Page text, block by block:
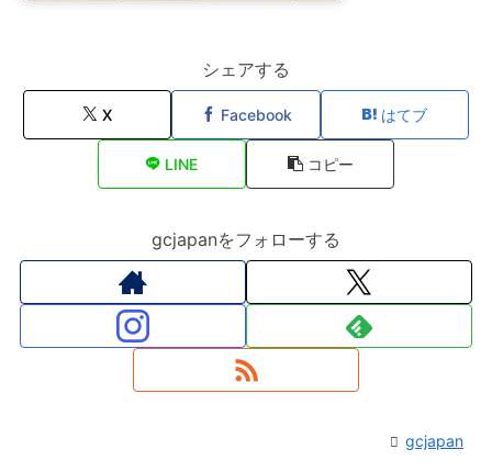
シェアする
X Facebook はてブ
LINE コピー
gcjapanをフォローする
gcjapan